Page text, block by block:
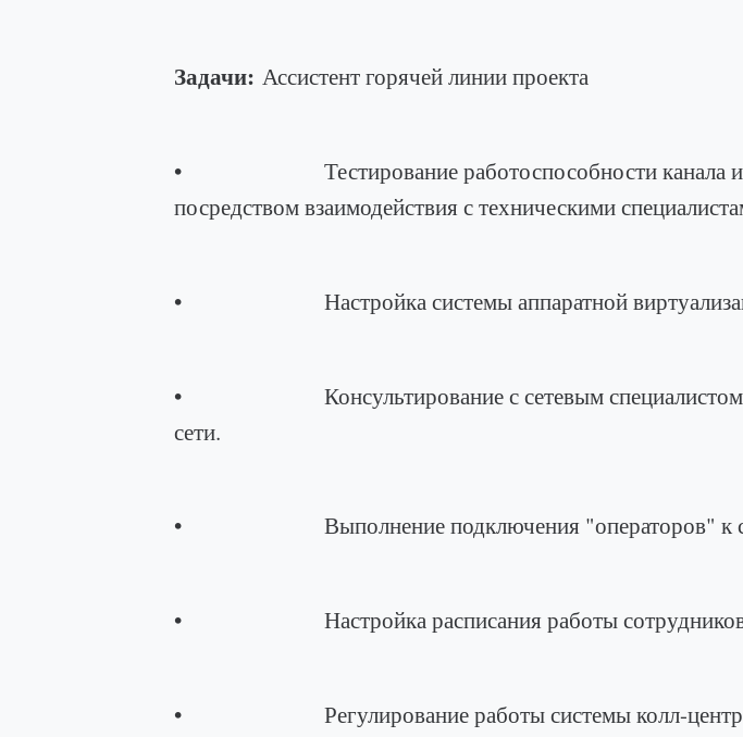
Задачи: Ассистент горячей линии проекта
• Тестирование работоспособности канала и
посредством взаимодействия с техническими
• Настройка системы аппаратной виртуализации
• Консультирование с сетевым специалистом для
сети.
• Выполнение подключения "операторов" к
• Настройка расписания работы сотрудников в
• Регулирование работы системы колл-